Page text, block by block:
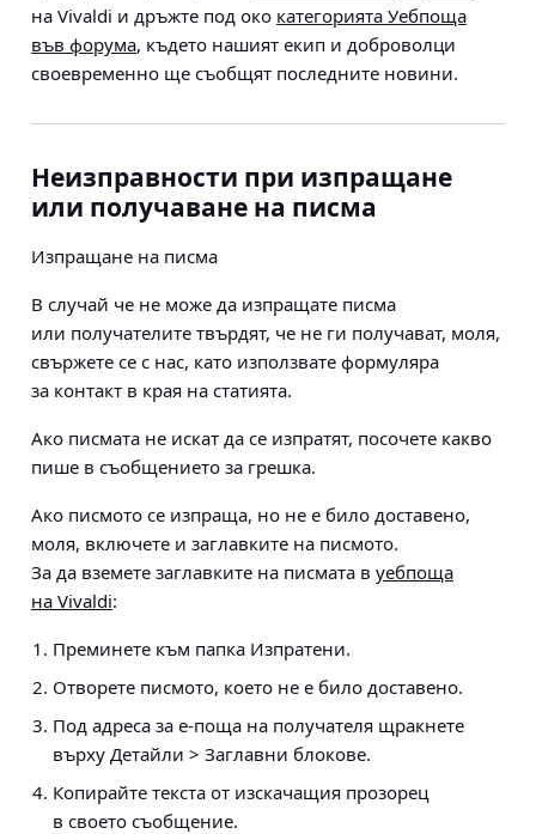
на Vivaldi и дръжте под око категорията Уебпоща
във форума, където нашият екип и доброволци
своевременно ще съобщят последните новини.
Неизправности при изпращане
или получаване на писма
Изпращане на писма
В случай че не може да изпращате писма
или получателите твърдят, че не ги получават, моля,
свържете се с нас, като използвате формуляра
за контакт в края на статията.
Ако писмата не искат да се изпратят, посочете какво
пише в съобщението за грешка.
Ако писмото се изпраща, но не е било доставено,
моля, включете и заглавките на писмото.
За да вземете заглавките на писмата в уебпоща
на Vivaldi:
Преминете към папка Изпратени.
Отворете писмото, което не е било доставено.
Под адреса за е-поща на получателя щракнете
върху Детайли > Заглавни блокове.
Копирайте текста от изскачащия прозорец
в своето съобщение.